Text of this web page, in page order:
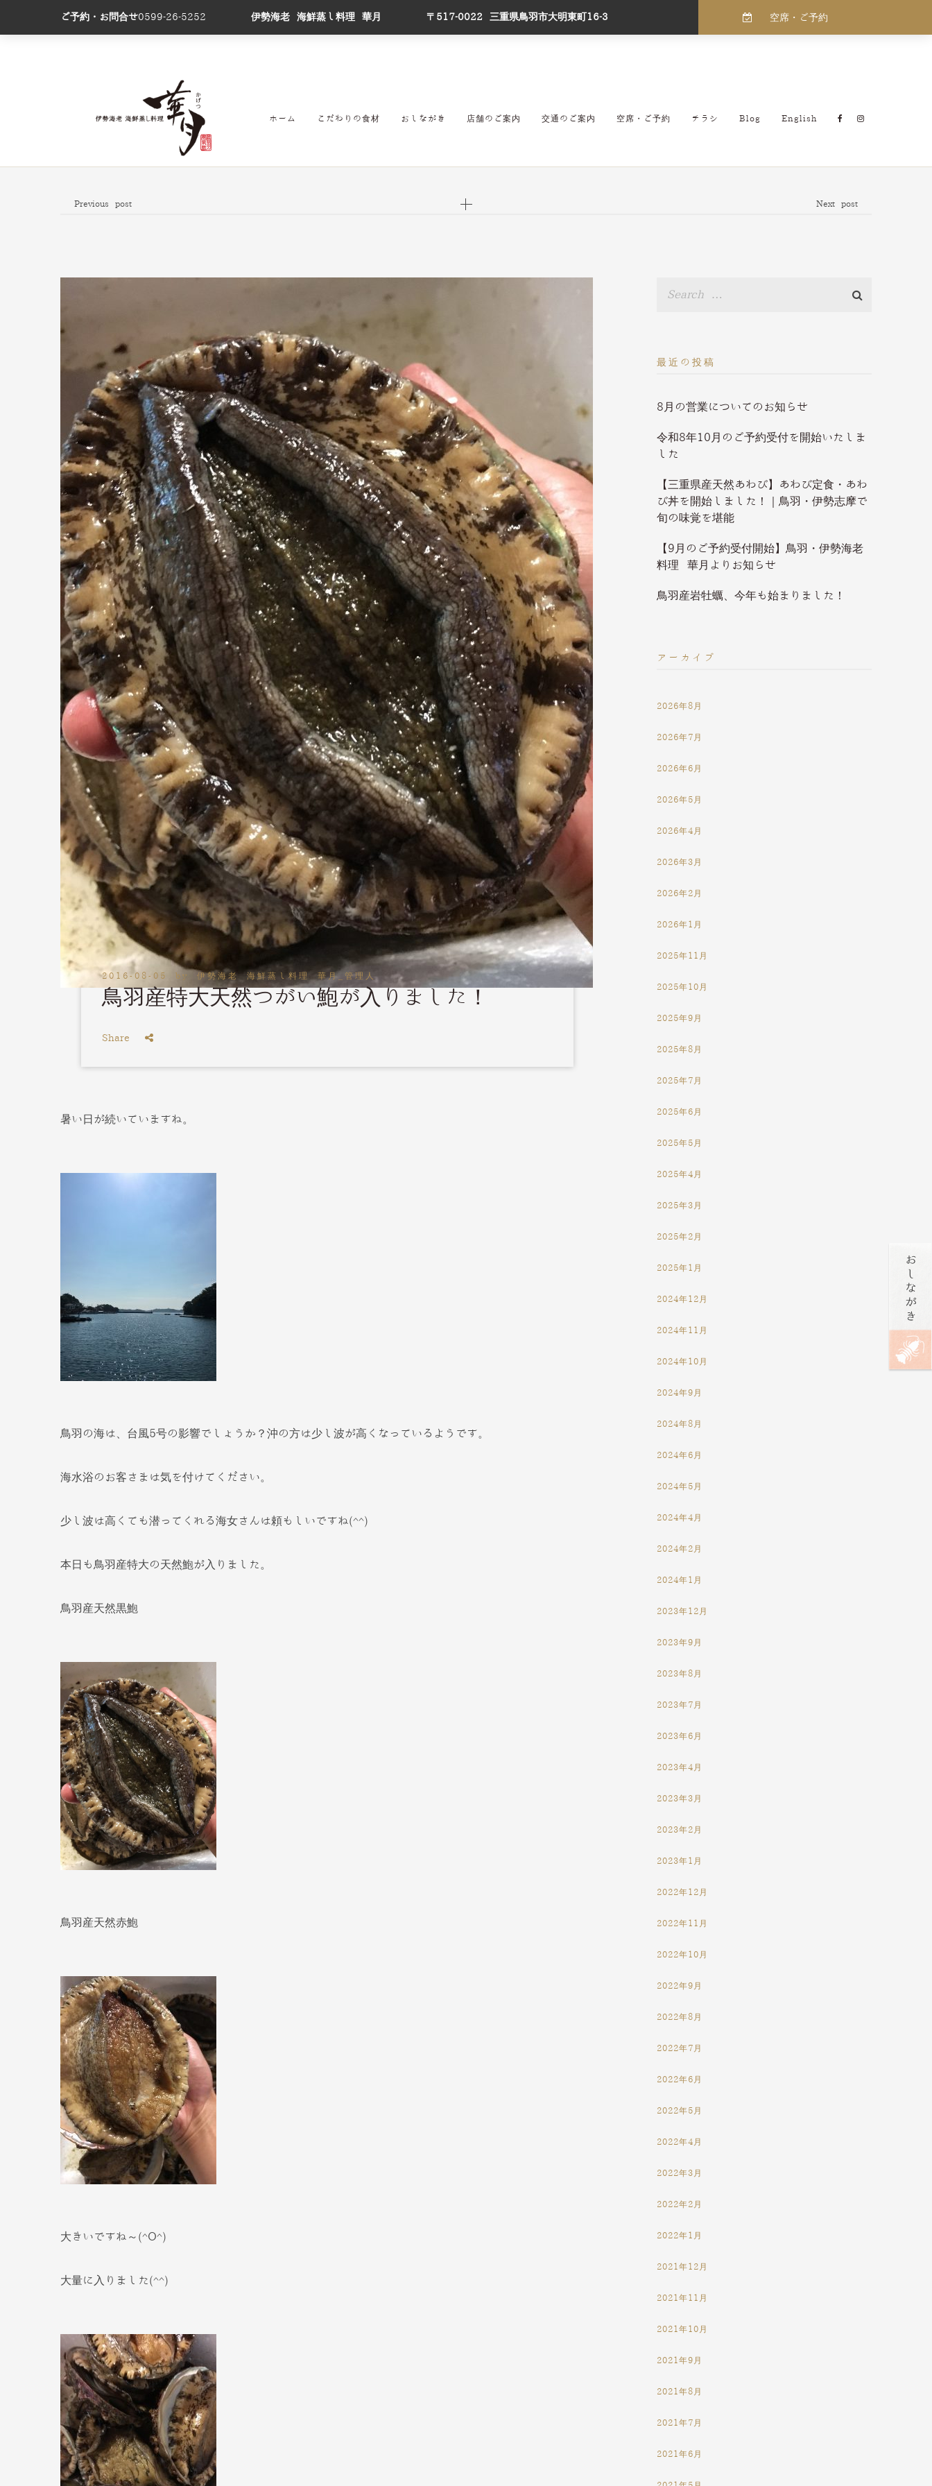
ご予約・お問合せ0599-26-5252 伊勢海老 海鮮蒸し料理 華月 〒517-0022 三重県鳥羽市大明東町16-3 空席・ご予約
ホーム こだわりの食材 おしながき 店舗のご案内 交通のご案内 空席・ご予約 チラシ Blog English
Previous post Next post
2016-08-05 by 伊勢海老 海鮮蒸し料理 華月_管理人
鳥羽産特大天然つがい鮑が入りました！
Share
暑い日が続いていますね。
鳥羽の海は、台風5号の影響でしょうか？沖の方は少し波が高くなっているようです。
海水浴のお客さまは気を付けてください。
少し波は高くても潜ってくれる海女さんは頼もしいですね(^^)
本日も鳥羽産特大の天然鮑が入りました。
鳥羽産天然黒鮑
鳥羽産天然赤鮑
大きいですね～(^O^)
大量に入りました(^^)
最近の投稿
8月の営業についてのお知らせ
令和8年10月のご予約受付を開始いたしま
した
【三重県産天然あわび】あわび定食・あわ
び丼を開始しました！｜鳥羽・伊勢志摩で
旬の味覚を堪能
【9月のご予約受付開始】鳥羽・伊勢海老
料理 華月よりお知らせ
鳥羽産岩牡蠣、今年も始まりました！
アーカイブ
2026年8月
2026年7月
2026年6月
2026年5月
2026年4月
2026年3月
2026年2月
2026年1月
2025年11月
2025年10月
2025年9月
2025年8月
2025年7月
2025年6月
2025年5月
2025年4月
2025年3月
2025年2月
2025年1月
2024年12月
2024年11月
2024年10月
2024年9月
2024年8月
2024年6月
2024年5月
2024年4月
2024年2月
2024年1月
2023年12月
2023年9月
2023年8月
2023年7月
2023年6月
2023年4月
2023年3月
2023年2月
2023年1月
2022年12月
2022年11月
2022年10月
2022年9月
2022年8月
2022年7月
2022年6月
2022年5月
2022年4月
2022年3月
2022年2月
2022年1月
2021年12月
2021年11月
2021年10月
2021年9月
2021年8月
2021年7月
2021年6月